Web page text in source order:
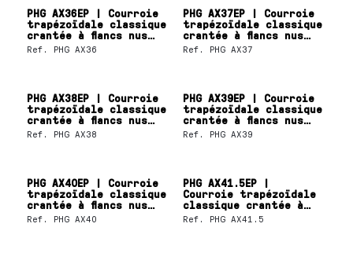
PHG AX36EP | Courroie
trapézoïdale classique
crantée à flancs nus
SKF
Ref. PHG AX36
PHG AX37EP | Courroie
trapézoïdale classique
crantée à flancs nus
SKF
Ref. PHG AX37
PHG AX38EP | Courroie
trapézoïdale classique
crantée à flancs nus
SKF
Ref. PHG AX38
PHG AX39EP | Courroie
trapézoïdale classique
crantée à flancs nus
SKF
Ref. PHG AX39
PHG AX40EP | Courroie
trapézoïdale classique
crantée à flancs nus
SKF
Ref. PHG AX40
PHG AX41.5EP |
Courroie trapézoïdale
classique crantée à
flancs nus SKF
Ref. PHG AX41.5